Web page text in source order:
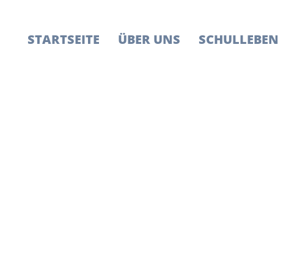
STARTSEITE ÜBER UNS SCHULLEBEN